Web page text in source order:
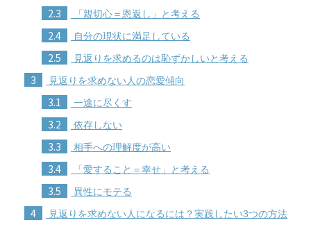
2.3 「親切心＝恩返し」と考える
2.4 自分の現状に満足している
2.5 見返りを求めるのは恥ずかしいと考える
3 見返りを求めない人の恋愛傾向
3.1 一途に尽くす
3.2 依存しない
3.3 相手への理解度が高い
3.4 「愛すること＝幸せ」と考える
3.5 異性にモテる
4 見返りを求めない人になるには？実践したい3つの方法